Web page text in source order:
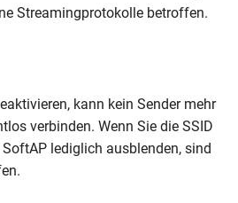
Streamingprotokolle betroffen.
kann kein Sender mehr
verbinden. Wenn Sie die SSID
lediglich ausblenden, sind